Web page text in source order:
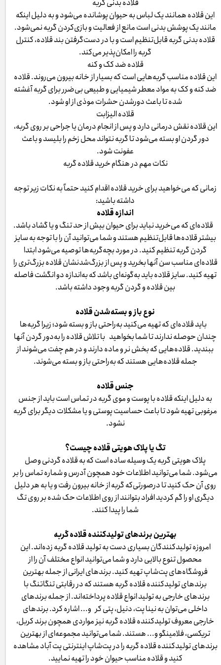
قلاده بدنی گربه
این قلاده همانند یک لباس به حیوان پوشانده می‌شود و به دلیل اینکه
مانند یک پوشش بدنی است مانع از فعالیت و بازی‌کردن گربه نمی‌شود.
قلاده بدنی گربه قابل‌تنظیم است و با در دست‌گرفتن بند قلاده، کنترل
گربه را امکان‌پذیر می‌کند.
قلاده ضد کک و کنه
این قلاده مناسب گربه‌هایی است که بسیار از خانه بیرون می‌روند. قلاده
ضد کنه و کک به مواد معطر شیمیایی و طبیعی بی‌ضرر برای گربه آغشته
شده تا باعث دورشدن حشرات موذی از او شود.
قلاده الیزابت
این قلاده نقش درمانی دارد و پس از انجام درمان یا جراحی بر روی گربه،
دور گردن او بسته می‌شود تا گربه نتواند محل زخم را بلیسد و باعث
عفونت شود.
نکات مهم در هنگام خرید قلاده گربه
زمانی که می‌خواهید برای خرید قلاده اقدام کنید حتماً به نکات زیر توجه
داشته باشید:
اندازه قلاده
قلاده‌ای که می‌خرید نباید برای حیوان بیش از حد تنگ و یا گشاد باشد.
بیشتر قلاده‌ها قابل‌تنظیم هستند و شما می‌توانید آن را با توجه به سایز
گردن گربه تنظیم کنید. در مورد بچه‌گربه‌ها توصیه می‌شود ابتدا
قلاده‌ای مناسب سن آنها بخرید و پس از بزرگ‌شدنشان قلاده بزرگ‌تری را
تهیه کنید. سایز قلاده باید به‌گونه‌ای باشد که به‌اندازه دو انگشت فاصله
بین قلاده و گردن گربه وجود داشته باشد.
نوع باز و بسته‌شدن قلاده
باید قلاده‌ای که تهیه می‌کنید به‌راحتی باز و بسته شود؛ زیرا گربه‌ها
چندان حوصله ندارند تا شما بخواهید با تلاش قلاده را به‌دور گردن آنها
ببندید. قلاده‌هایی که بخش نر و ماده دارند و در هم چفت می‌شوند از
جمله قلاده‌هایی هستند که به‌راحتی باز و بسته می‌شوند.
جنس قلاده
به دلیل اینکه قلاده با پوست و موی گربه در تماس است باید از جنس
مرغوبی تهیه شود تا باعث حساسیت پوستی و یا مشکلات دیگر برای گربه
نشود.
تگ یا پلاک هویتی قلاده چیست؟
پلاک هویتی گربه یک وسیله ساده است که به قلاده گردنی وصل
می‌شود. شما می‌توانید اطلاعات خود همچون آدرس و شماره تماس را بر
روی آن حک کنید تا درصورتی‌که گربه از خانه بیرون رفت و یا به هر دلیل
دیگری او را گم کردید افراد بتوانند از روی اطلاعات حک شده بر روی تگ
شما را پیدا کنند.
بهترین برندهای تولیدکننده قلاده گربه
امروزه تولیدکنندگان بسیاری دست به تولید قلاده گربه زده‌اند. این
محصول تنوع بالایی دارد و شما می‌توانید انواع مختلف آن را از
فروشگاه‌های پت‌شاپ تهیه کنید. برندهای ایرانی از جمله بهترین
برندهای تولیدکننده قلاده گربه هستند که در رقابتی تنگاتنگ با
برندهای خارجی به تولید انواع قلاده پرداخته‌اند. از جمله برندهای
داخلی می‌توان به نینا پت، دنیل، پتی کر و... اشاره کرد. برندهای
خارجی معروف تولیدکننده قلاده گربه نیز مواردی همچون برند کربل،
تریکسی، فلامینگو و... هستند. شما می‌توانید مجموعه‌ای از بهترین
برندهای تولیدکننده قلاده گربه را در پت‌شاپ اینترنتی پت آباد مشاهده
کنید و قلاده مناسب حیوان خود را تهیه نمایید.